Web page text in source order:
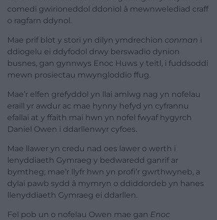
comedi gwirioneddol ddoniol â mewnwelediad craff
o ragfarn ddynol.
Mae prif blot y stori yn dilyn ymdrechion conman i
ddiogelu ei ddyfodol drwy berswadio dynion
busnes, gan gynnwys Enoc Huws y teitl, i fuddsoddi
mewn prosiectau mwyngloddio ffug.
Mae’r elfen grefyddol yn llai amlwg nag yn nofelau
eraill yr awdur ac mae hynny hefyd yn cyfrannu
efallai at y ffaith mai hwn yn nofel fwyaf hygyrch
Daniel Owen i ddarllenwyr cyfoes.
Mae llawer yn credu nad oes lawer o werth i
lenyddiaeth Gymraeg y bedwaredd ganrif ar
bymtheg; mae’r llyfr hwn yn profi’r gwrthwyneb, a
dylai pawb sydd â mymryn o ddiddordeb yn hanes
llenyddiaeth Gymraeg ei ddarllen.
Fel pob un o nofelau Owen mae gan Enoc